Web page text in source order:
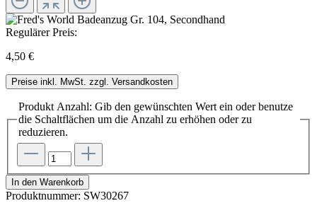
Regulärer Preis:
4,50 €
Preise inkl. MwSt. zzgl. Versandkosten
Produkt Anzahl: Gib den gewünschten Wert ein oder benutze
die Schaltflächen um die Anzahl zu erhöhen oder zu
reduzieren.
In den Warenkorb
Produktnummer: SW30267